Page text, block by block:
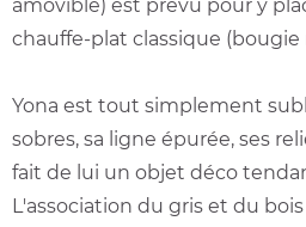
amovible) est prévu pour y
chauffe-plat classique (bougie
Yona est tout simplement
sobres, sa ligne épurée, ses
fait de lui un objet déco
L'association du gris et du